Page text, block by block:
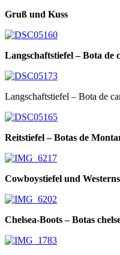
Gruß und Kuss
Langschaftstiefel – Bota de
Langschaftstiefel – Bota de
Reitstiefel – Botas de
Cowboystiefel und
Chelsea-Boots – Botas